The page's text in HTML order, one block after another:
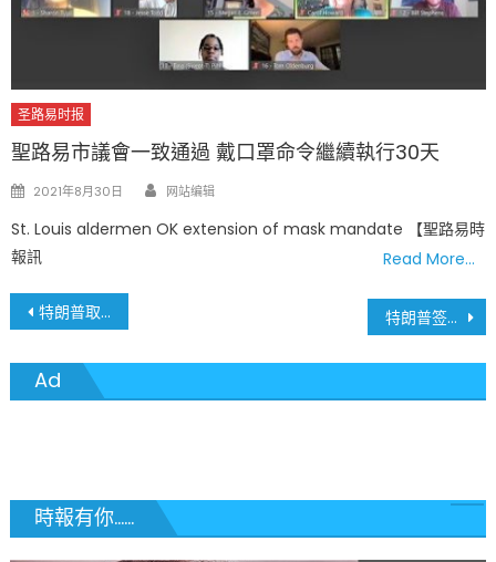
圣路易时报
聖路易市議會一致通過 戴口罩命令繼續執行30天
Posted
2021年8月30日 Author
网站编辑
St. Louis aldermen OK extension of mask mandate 【聖路易時
報訊
Read More…
文
章
導
特朗普取消“出生公民权”引爆全美！22州联手提告，美国史上最大宪法之战打响！ 特朗普签署行政命令 加密货币迎来重大突破 撤销拜登限制性措施
Ad
時報有你......